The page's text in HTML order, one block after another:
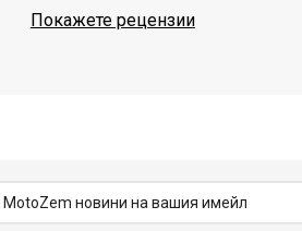
Покажете рецензии